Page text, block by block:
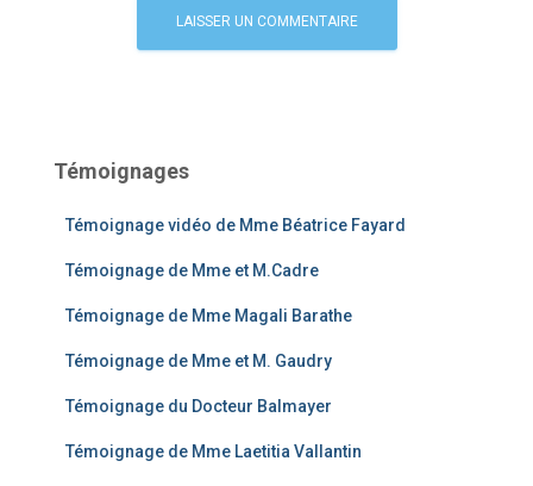
Témoignages
Témoignage vidéo de Mme Béatrice Fayard
Témoignage de Mme et M.Cadre
Témoignage de Mme Magali Barathe
Témoignage de Mme et M. Gaudry
Témoignage du Docteur Balmayer
Témoignage de Mme Laetitia Vallantin